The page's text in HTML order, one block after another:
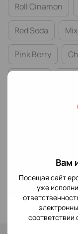
Вам
Посещая сайт
уже
Roll Cinamon
Red Soda
Pink Berry
Guava Feijoa
Strawberry